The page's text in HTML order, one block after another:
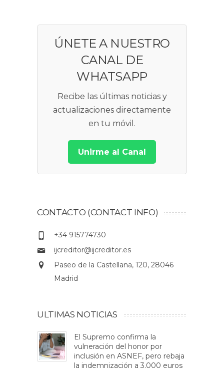
ÚNETE A NUESTRO
CANAL DE
WHATSAPP
Recibe las últimas noticias y
actualizaciones directamente
en tu móvil.
Unirme al Canal
CONTACTO (CONTACT INFO)
+34 915774730
ijcreditor@ijcreditor.es
Paseo de la Castellana, 120, 28046
Madrid
ULTIMAS NOTICIAS
El Supremo confirma la
vulneración del honor por
inclusión en ASNEF, pero rebaja
la indemnización a 3.000 euros